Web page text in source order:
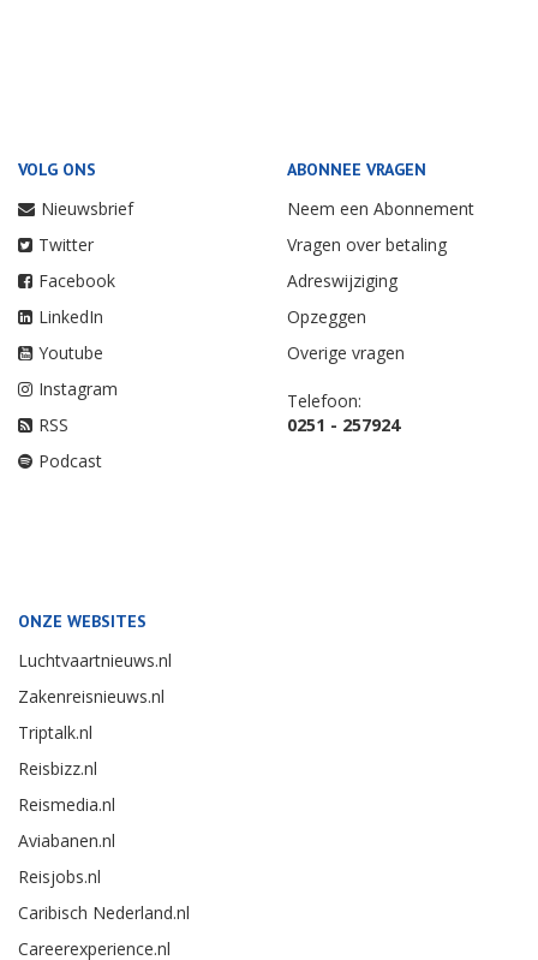
VOLG ONS
Nieuwsbrief
Twitter
Facebook
LinkedIn
Youtube
Instagram
RSS
Podcast
ABONNEE VRAGEN
Neem een Abonnement
Vragen over betaling
Adreswijziging
Opzeggen
Overige vragen
Telefoon:
0251 - 257924
ONZE WEBSITES
Luchtvaartnieuws.nl
Zakenreisnieuws.nl
Triptalk.nl
Reisbizz.nl
Reismedia.nl
Aviabanen.nl
Reisjobs.nl
Caribisch Nederland.nl
Careerexperience.nl